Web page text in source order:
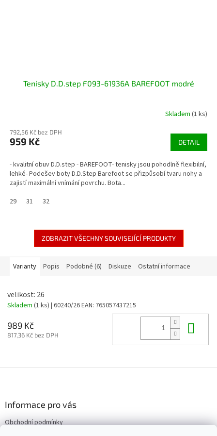
Tenisky D.D.step F093-61936A BAREFOOT modré
Skladem (1 ks)
792,56 Kč bez DPH
959 Kč DETAIL
- kvalitní obuv D.D.step - BAREFOOT- tenisky jsou pohodlně flexibilní,
lehké- Podešev boty D.D.Step Barefoot se přizpůsobí tvaru nohy a
zajistí maximální vnímání povrchu. Bota...
29
31 32
ZOBRAZIT VŠECHNY SOUVISEJÍCÍ PRODUKTY
Varianty Popis Podobné (6) Diskuze Ostatní informace
velikost: 26
Skladem (1 ks) | 60240/26EAN: 765057437215
989 Kč
817,36 Kč bez DPH
í
Informace pro vás
Obchodní podmínky